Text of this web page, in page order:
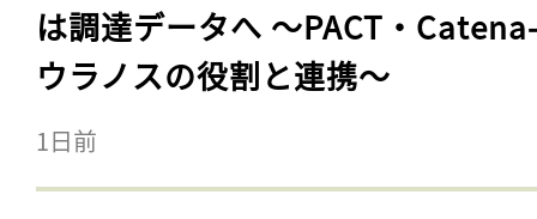
は調達データへ 〜PACT・
ウラノスの役割と連携〜
1日前